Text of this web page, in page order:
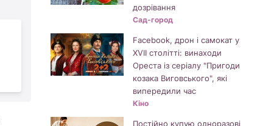
дозрівання
Сад-город
Facebook, дрон і самокат у
XVII столітті: винаходи
Ореста із серіалу "Пригоди
козака Виговського", які
випередили час
Кіно
Постійно купую одноразові